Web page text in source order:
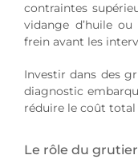
contraintes
vidange d’huile
frein avant les
Investir dans des
diagnostic
réduire le coût total
Le rôle du